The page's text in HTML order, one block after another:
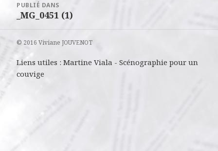
l’article
PUBLIÉ DANS
_MG_0451 (1)
© 2016 Viviane JOUVENOT
Liens utiles :Martine Viala -Scénographie pour un
couvige